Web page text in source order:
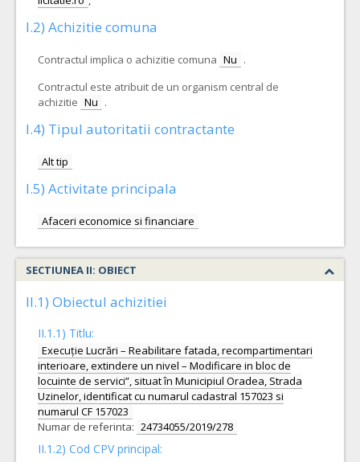
I.2) Achizitie comuna
Contractul implica o achizitie comuna Nu .
Contractul este atribuit de un organism central de
achizitie Nu .
I.4) Tipul autoritatii contractante
Alt tip
I.5) Activitate principala
Afaceri economice si financiare
SECTIUNEA II: OBIECT
II.1) Obiectul achizitiei
II.1.1) Titlu:
Execuție Lucrări – Reabilitare fatada, recompartimentari
interioare, extindere un nivel – Modificare in bloc de
locuinte de servici”, situat în Municipiul Oradea, Strada
Uzinelor, identificat cu numarul cadastral 157023 si
numarul CF 157023
Numar de referinta: 24734055/2019/278
II.1.2) Cod CPV principal: